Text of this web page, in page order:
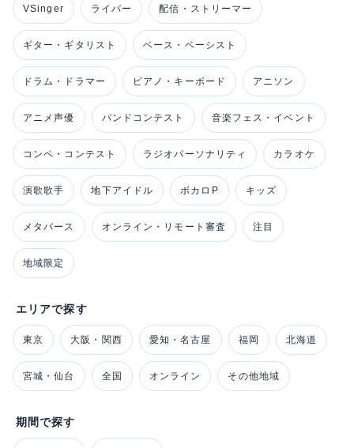
VSinger ライバー 配信・ストリーマー
ギター・ギタリスト ベース・ベーシスト
ドラム・ドラマー ピアノ・キーボード アニソン
アニメ声優 バンドコンテスト 音楽フェス・イベント
コンペ・コンテスト ラジオパーソナリティ カラオケ
演歌歌手 地下アイドル ボカロP キッズ
メタバース オンライン・リモート審査 注目
地域限定
エリアで探す
東京 大阪・関西 愛知・名古屋 福岡 北海道
宮城・仙台 全国 オンライン その他地域
期間で探す